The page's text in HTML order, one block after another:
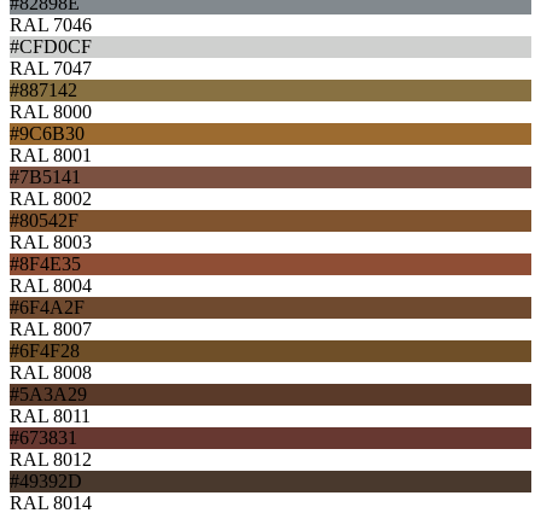
RAL 7046
#CFD0CF
RAL 7047
#887142
RAL 8000
#9C6B30
RAL 8001
#7B5141
RAL 8002
#80542F
RAL 8003
#8F4E35
RAL 8004
#6F4A2F
RAL 8007
#6F4F28
RAL 8008
#5A3A29
RAL 8011
#673831
RAL 8012
#49392D
RAL 8014